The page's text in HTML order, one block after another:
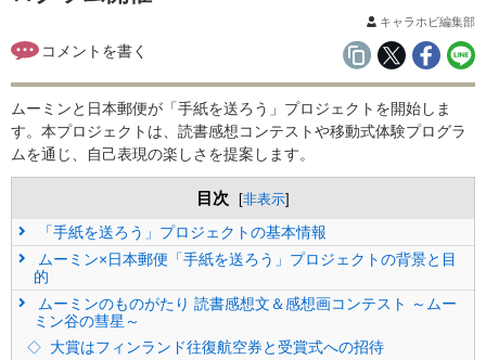
キャラホビ編集部
ムーミンと日本郵便が「手紙を送ろう」プロジェクトを開始しま
す。本プロジェクトは、読書感想コンテストや移動式体験プログラ
ムを通じ、自己表現の楽しさを提案します。
目次 [非表示]
「手紙を送ろう」プロジェクトの基本情報
ムーミン×日本郵便「手紙を送ろう」プロジェクトの背景と目
的
ムーミンのものがたり 読書感想文＆感想画コンテスト ～ムー
ミン谷の彗星～
大賞はフィンランド往復航空券と受賞式への招待